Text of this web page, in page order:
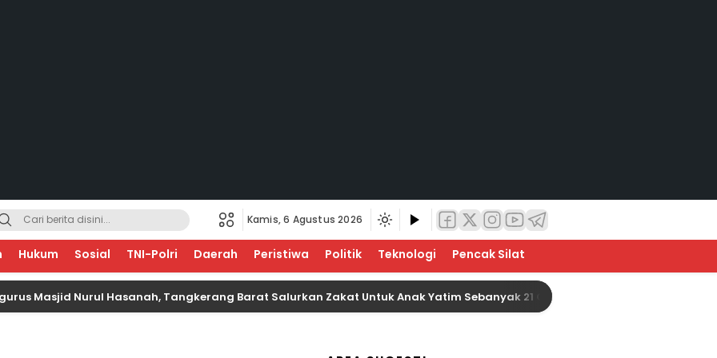
Kamis, 6 Agustus 2026
Hukum Sosial TNI-Polri Daerah Peristiwa Politik Teknologi Pencak Silat
Nurul Hasanah, Tangkerang Barat Salurkan Zakat Untuk Anak Yatim Sebanyak 21 Orang